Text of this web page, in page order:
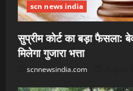
scn news india
सुप्रीम कोर्ट का बड़ा फैसला:
मिलेगा गुजारा भत्ता
scnnewsindia.com